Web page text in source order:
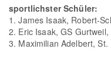
sportlichster Schüler:
1. James Isaak, Robert-
2. Eric Isaak, GS
3. Maximilian Adelbert,